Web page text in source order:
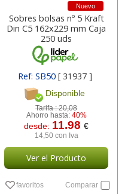
Nuevo
Sobres bolsas nº 5 Kraft
Din C5 162x229 mm Caja
250 uds
Ref: SB50 [ 31937 ]
Disponible
Tarifa :20,08
Ahorro hasta: 40%
desde: 11.98€
14,50 con Iva
Ver el Producto
favoritos Comparar